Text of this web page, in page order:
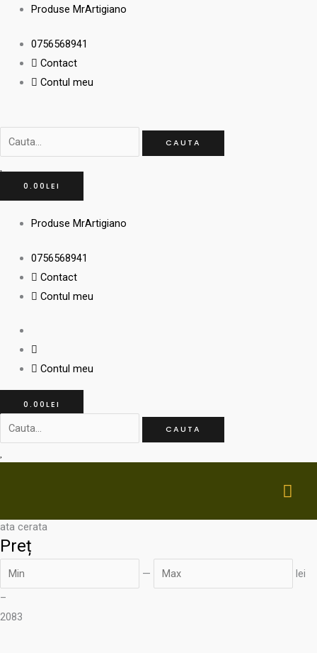
content
Produse MrArtigiano
0756568941
Contact
Contul meu
Cauta...
CAUTA
0.00 LEI
Produse MrArtigiano
0756568941
Contact
Contul meu
Contul meu
0.00 LEI
Cauta...
CAUTA
ata cerata
Preț
—
lei
–
2083